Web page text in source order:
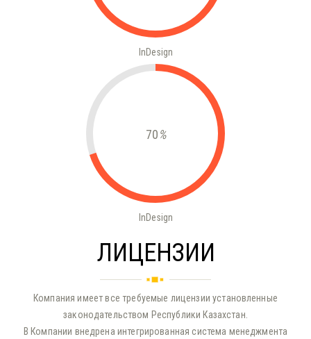
InDesign
70%
InDesign
ЛИЦЕНЗИИ
Компания имеет все требуемые лицензии установленные
законодательством Республики Казахстан.
В Компании внедрена интегрированная система менеджмента